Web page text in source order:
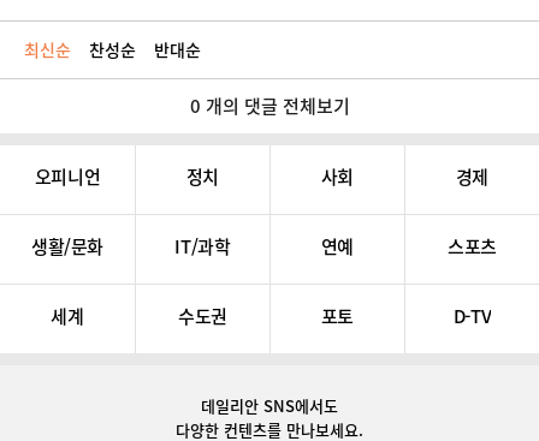
최신순 찬성순 반대순
0 개의 댓글 전체보기
오피니언 정치 사회 경제
생활/문화 IT/과학 연예 스포츠
세계 수도권 포토 D-TV
데일리안 SNS에서도
다양한 컨텐츠를 만나보세요.